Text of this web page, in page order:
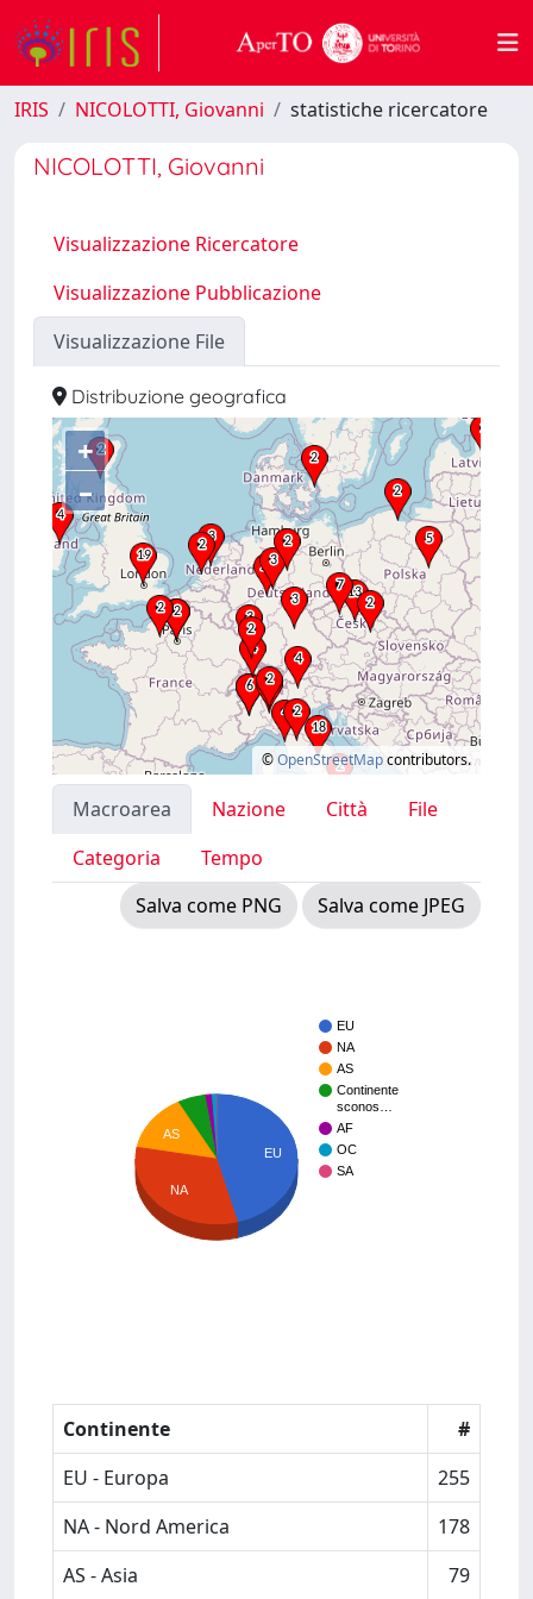
IRIS NICOLOTTI, Giovanni statistiche ricercatore
NICOLOTTI, Giovanni
Visualizzazione Ricercatore
Visualizzazione Pubblicazione
Visualizzazione File
Distribuzione geografica
+
–
©OpenStreetMapcontributors.
Macroarea Nazione Città
File
Categoria
Tempo
Salva come PNG
Salva come JPEG
EU
NA
AS
Continente
sconos…
AF
OC
SA
EU
AS
NA
Continente
#
EU - Europa
255
NA - Nord America
178
AS - Asia
79